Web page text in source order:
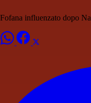
Fofana influenzato dopo